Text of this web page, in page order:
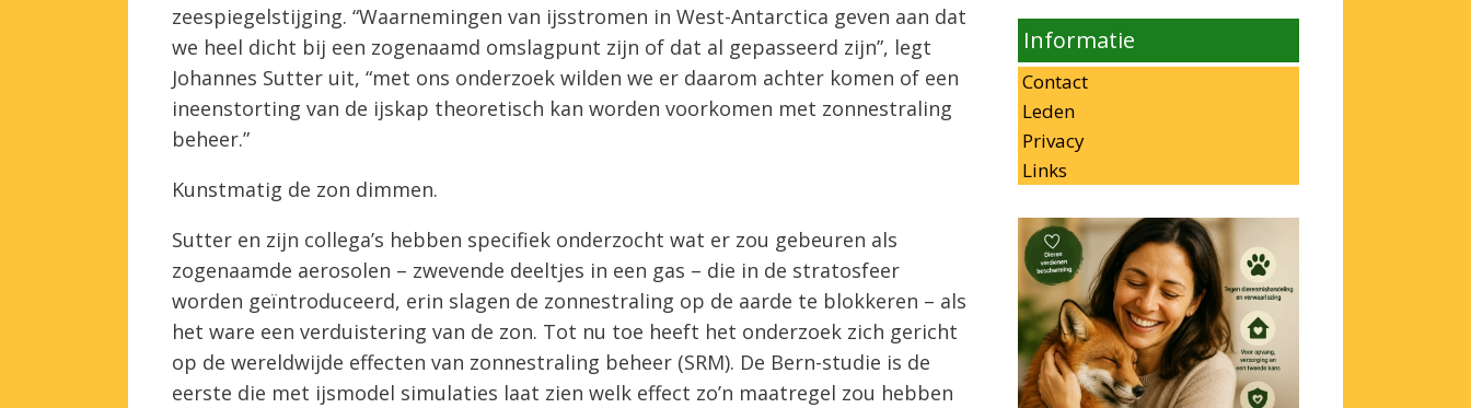
zeespiegelstijging. “Waarnemingen van ijsstromen in West-Antarctica geven aan dat
we heel dicht bij een zogenaamd omslagpunt zijn of dat al gepasseerd zijn”, legt
Johannes Sutter uit, “met ons onderzoek wilden we er daarom achter komen of een
ineenstorting van de ijskap theoretisch kan worden voorkomen met zonnestraling
beheer.”
Kunstmatig de zon dimmen.
Sutter en zijn collega’s hebben specifiek onderzocht wat er zou gebeuren als
zogenaamde aerosolen – zwevende deeltjes in een gas – die in de stratosfeer
worden geïntroduceerd, erin slagen de zonnestraling op de aarde te blokkeren – als
het ware een verduistering van de zon. Tot nu toe heeft het onderzoek zich gericht
op de wereldwijde effecten van zonnestraling beheer (SRM). De Bern-studie is de
eerste die met ijsmodel simulaties laat zien welk effect zo’n maatregel zou hebben
Informatie
Contact
Leden
Privacy
Links